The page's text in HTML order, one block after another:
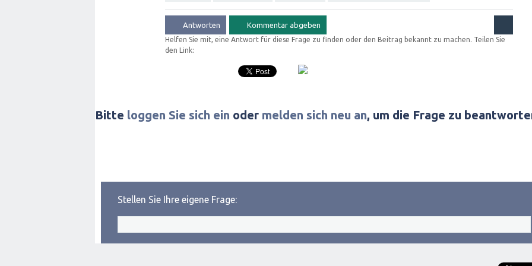
Helfen Sie mit, eine Antwort für diese Frage zu finden oder den Beitrag bekannt zu machen. Teilen Sie
den Link:
Bitte loggen Sie sich ein oder melden sich neu an, um die Frage zu
Stellen Sie Ihre eigene Frage: